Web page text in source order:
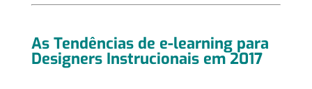
As Tendências de e-learning para
Designers Instrucionais em 2017